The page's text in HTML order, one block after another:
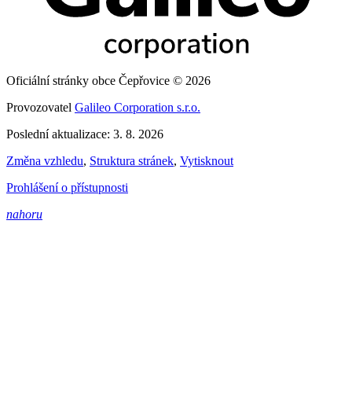
Oficiální stránky obce Čepřovice © 2026
Provozovatel Galileo Corporation s.r.o.
Poslední aktualizace: 3. 8. 2026
Změna vzhledu, Struktura stránek, Vytisknout
Prohlášení o přístupnosti
nahoru